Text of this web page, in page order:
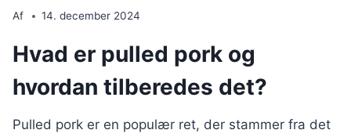
Af 14. december 2024
Hvad er pulled pork og
hvordan tilberedes det?
Pulled pork er en populær ret, der stammer fra det